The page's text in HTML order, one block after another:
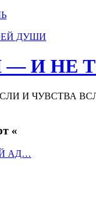
ДУШИ
И НЕ
И ЧУВСТВА
«
АД…